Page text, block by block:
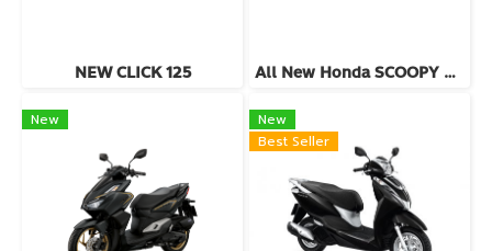
NEW CLICK 125 All New Honda SCOOPY 2024
New
New
Best Seller